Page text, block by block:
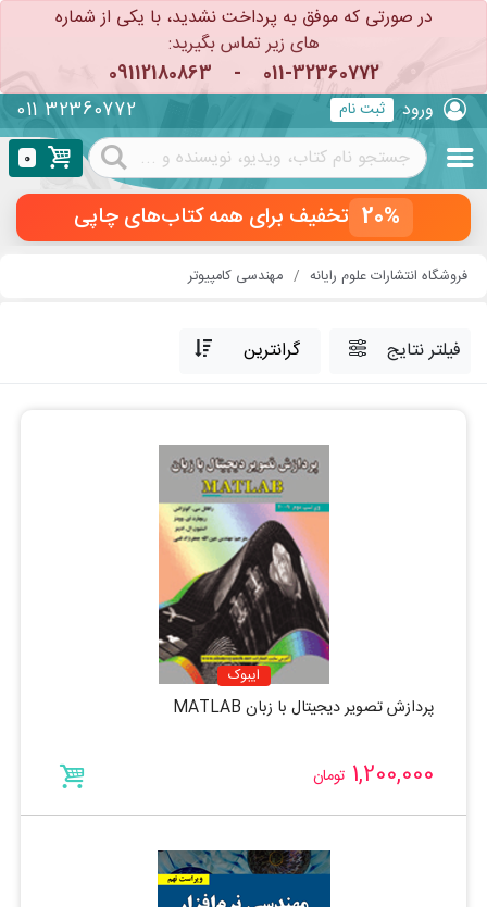
در صورتی که موفق به پرداخت نشدید، با یکی از شماره
های زیر تماس بگیرید:
011-32360772
-
09112180863
ثبت نام ورود 011 32360772
0
20% تخفیف برای همه کتاب‌های چاپی
فروشگاه انتشارات علوم رایانه مهندسی کامپیوتر
فیلتر نتایج
ایبوک
پردازش تصویر دیجیتال با زبان MATLAB
1,200,000 تومان